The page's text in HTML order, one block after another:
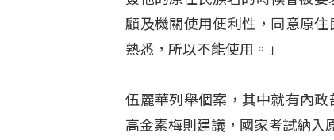
顧及機關使用便利性，同意原
熟悉，所以不能使用。」
伍麗華列舉個案，其中就有內
高金素梅則建議，國家考試納入